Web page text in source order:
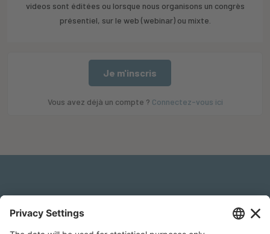
videos sont éditées ou lorsque nous organisons un congrès
présentiel, sur le web (webinar) ou mixte.
Je m'inscris
Vous avez déjà un compte ? Connectez-vous ici